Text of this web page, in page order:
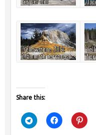
Share this: